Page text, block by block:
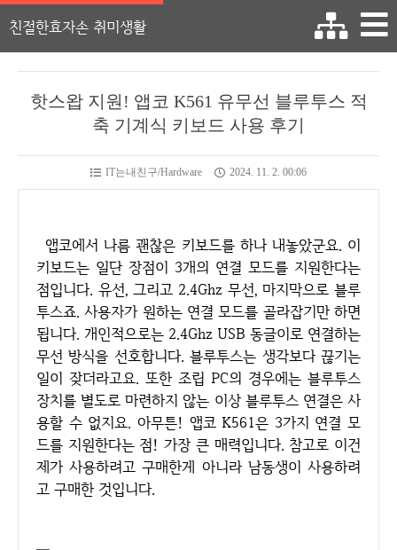
친절한효자손 취미생활
핫스왑 지원! 앱코 K561 유무선 블루투스 적
축 기계식 키보드 사용 후기
IT는내친구/Hardware 2024. 11. 2. 00:06
앱코에서 나름 괜찮은 키보드를 하나 내놓았군요. 이
키보드는 일단 장점이 3개의 연결 모드를 지원한다는
점입니다. 유선, 그리고 2.4Ghz 무선, 마지막으로 블루
투스죠. 사용자가 원하는 연결 모드를 골라잡기만 하면
됩니다. 개인적으로는 2.4Ghz USB 동글이로 연결하는
무선 방식을 선호합니다. 블루투스는 생각보다 끊기는
일이 잦더라고요. 또한 조립 PC의 경우에는 블루투스
장치를 별도로 마련하지 않는 이상 블루투스 연결은 사
용할 수 없지요. 아무튼! 앱코 K561은 3가지 연결 모
드를 지원한다는 점! 가장 큰 매력입니다. 참고로 이건
제가 사용하려고 구매한게 아니라 남동생이 사용하려
고 구매한 것입니다.